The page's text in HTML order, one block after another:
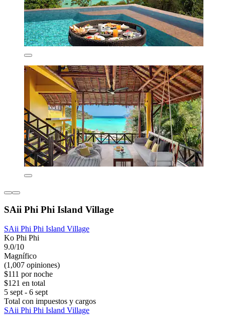
SAii Phi Phi Island Village
SAii Phi Phi Island Village
Ko Phi Phi
9.0/10
Magnífico
(1,007 opiniones)
$111 por noche
$121 en total
5 sept - 6 sept
Total con impuestos y cargos
SAii Phi Phi Island Village